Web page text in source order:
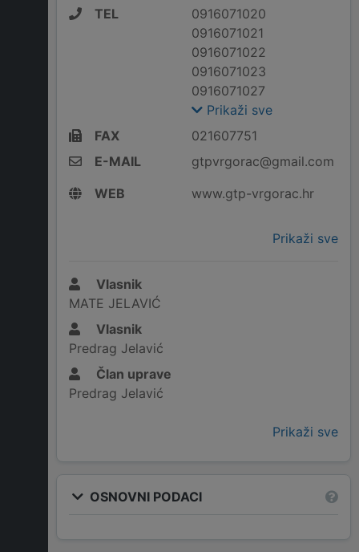
TEL
0916071020
0916071021
0916071022
0916071023
0916071027
Prikaži sve
FAX
021607751
E-MAIL
gtpvrgorac@gmail.com
WEB
www.gtp-vrgorac.hr
Prikaži sve
Vlasnik
MATE JELAVIĆ
Vlasnik
Predrag Jelavić
Član uprave
Predrag Jelavić
Prikaži sve
OSNOVNI PODACI